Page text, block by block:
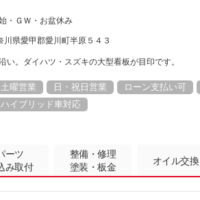
・ＧＷ・お盆休み
県愛甲郡愛川町半原５４３
い。ダイハツ・スズキの大型看板が目印です。
土曜営業 日・祝日営業 ローン支払い可
ハイブリッド車対応
ーツ
み取付
整備・修理
塗装・板金
オイル交換